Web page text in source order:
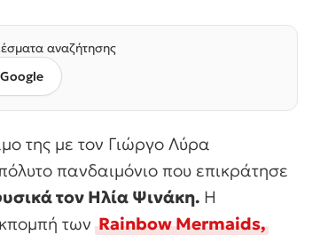
αναζήτησης
της με τον Γιώργο Λύρα
πανδαιμόνιο που επικράτησε
τον Ηλία Ψινάκη. Η
τωνRainbow Mermaids,